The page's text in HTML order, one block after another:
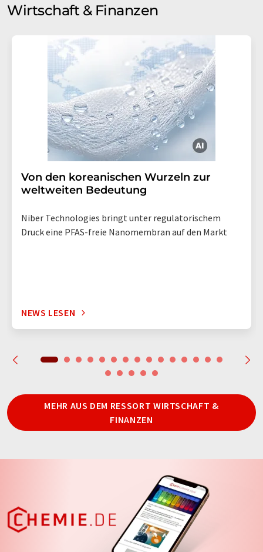
Wirtschaft & Finanzen
Von den koreanischen Wurzeln zur
weltweiten Bedeutung
Niber Technologies bringt unter regulatorischem
Druck eine PFAS-freie Nanomembran auf den Markt
NEWS LESEN
MEHR AUS DEM RESSORT WIRTSCHAFT &
FINANZEN